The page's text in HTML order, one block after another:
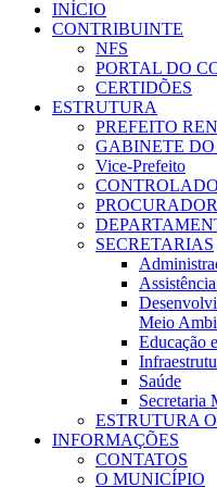
INÍCIO
CONTRIBUINTE
NFS
PORTAL DO
CERTIDÕES
ESTRUTURA
PREFEITO
GABINETE DO
Vice-Prefeito
SECRETARIAS
Meio
Educação
Saúde
Secretaria
ESTRUTURA
INFORMAÇÕES
CONTATOS
O MUNICÍPIO